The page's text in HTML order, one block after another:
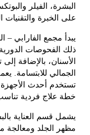
الفيلر والبوتكس،
والتقنيات الحديثة..
الفارابي – المدينة 3 بخدمات
الدورية
بالإضافة إلى تنظيف
للابتسامة. يعمل
أحدث الأجهزة لضمان
فردية تناسب
قسمالعناية بالبشرة في
الجلد ومعالجة مشكلات